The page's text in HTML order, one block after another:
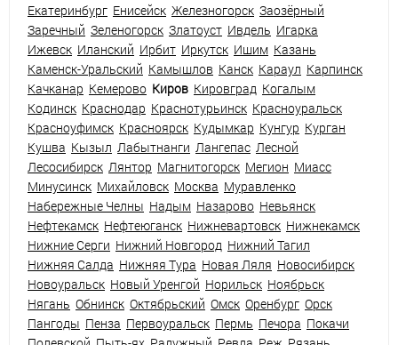
Екатеринбург Енисейск Железногорск Заозёрный
Заречный Зеленогорск Златоуст Ивдель Игарка
Ижевск Иланский Ирбит Иркутск Ишим Казань
Каменск-Уральский Камышлов Канск Караул Карпинск
Качканар Кемерово Киров Кировград Когалым
Кодинск Краснодар Краснотурьинск Красноуральск
Красноуфимск Красноярск Кудымкар Кунгур Курган
Кушва Кызыл Лабытнанги Лангепас Лесной
Лесосибирск Лянтор Магнитогорск Мегион Миасс
Минусинск Михайловск Москва Муравленко
Набережные Челны Надым Назарово Невьянск
Нефтекамск Нефтеюганск Нижневартовск Нижнекамск
Нижние Серги Нижний Новгород Нижний Тагил
Нижняя Салда Нижняя Тура Новая Ляля Новосибирск
Новоуральск Новый Уренгой Норильск Ноябрьск
Нягань Обнинск Октябрьский Омск Оренбург Орск
Пангоды Пенза Первоуральск Пермь Печора Покачи